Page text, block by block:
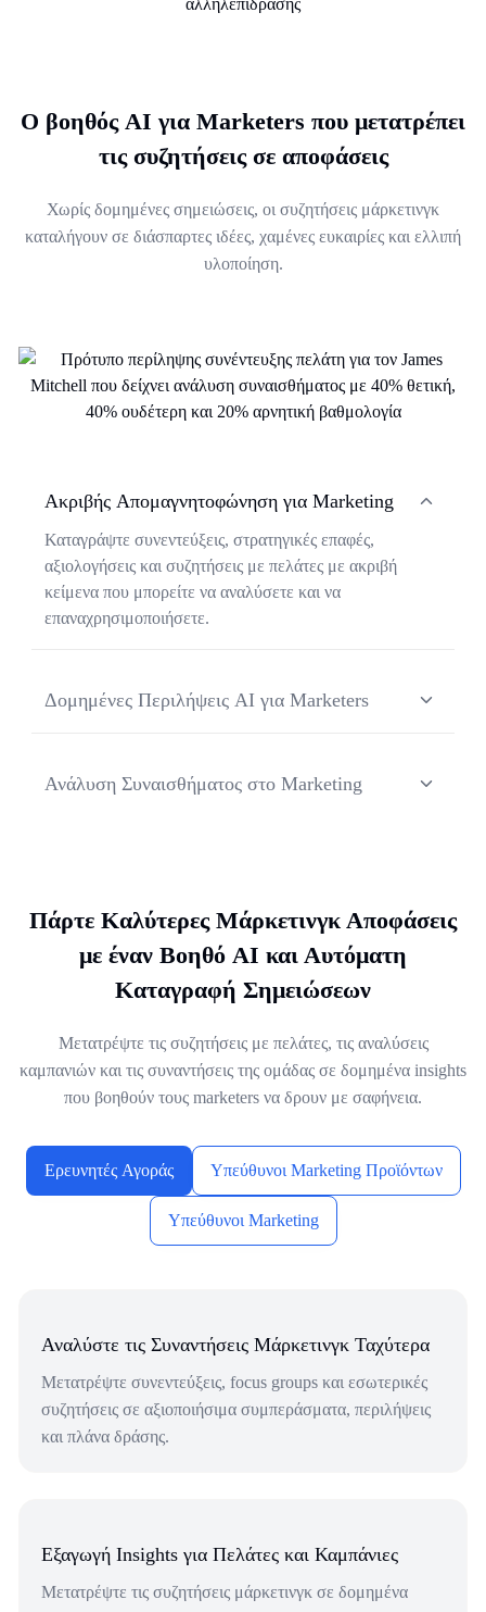
Ο βοηθός AI για Marketers που μετατρέπει
τις συζητήσεις σε αποφάσεις
Χωρίς δομημένες σημειώσεις, οι συζητήσεις μάρκετινγκ
καταλήγουν σε διάσπαρτες ιδέες, χαμένες ευκαιρίες και ελλιπή
υλοποίηση.
Ακριβής Απομαγνητοφώνηση για Marketing
Καταγράψτε συνεντεύξεις, στρατηγικές επαφές,
αξιολογήσεις και συζητήσεις με πελάτες με ακριβή
κείμενα που μπορείτε να αναλύσετε και να
επαναχρησιμοποιήσετε.
Δομημένες Περιλήψεις AI για Marketers
συνέπεια σε όλες τις συνεντεύξεις και συζητήσεις.
Ανάλυση Συναισθήματος στο Marketing
Πάρτε Καλύτερες Μάρκετινγκ Αποφάσεις
με έναν Βοηθό AI και Αυτόματη
Καταγραφή Σημειώσεων
Μετατρέψτε τις συζητήσεις με πελάτες, τις αναλύσεις
καμπανιών και τις συναντήσεις της ομάδας σε δομημένα insights
που βοηθούν τους marketers να δρουν με σαφήνεια.
Ερευνητές Αγοράς Υπεύθυνοι Marketing Προϊόντων
Υπεύθυνοι Marketing
Αναλύστε τις Συναντήσεις Μάρκετινγκ Ταχύτερα
Μετατρέψτε συνεντεύξεις, focus groups και εσωτερικές
συζητήσεις σε αξιοποιήσιμα συμπεράσματα, περιλήψεις
και πλάνα δράσης.
Εξαγωγή Insights για Πελάτες και Καμπάνιες
Μετατρέψτε τις συζητήσεις μάρκετινγκ σε δομημένα